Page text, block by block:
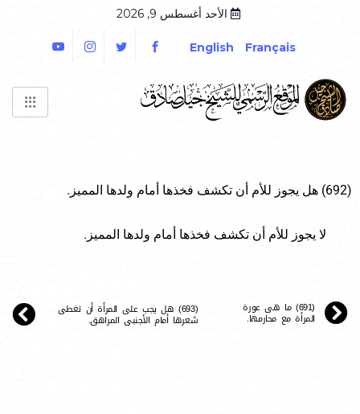
الأحد أغسطس 9, 2026
Français
English
(692) هل يجوز للأم أن تكشف فخذها أمام ولدها المميز.
لا يجوز للأم أن تكشف فخذها أمام ولدها المميز.
(691) ما هى عورة
المرأة مع محارمها.
(693) هل يجب على المرأة أن تغطى
شعرها أمام الأجنبى المراهق.